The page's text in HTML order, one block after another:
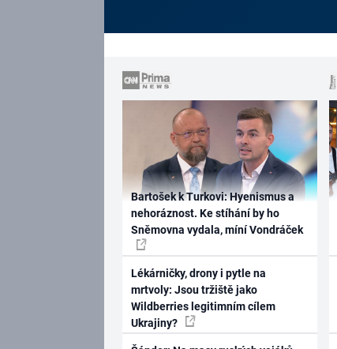
Bartošek k Turkovi: Hyenismus a
nehoráznost. Ke stíhání by ho
Sněmovna vydala, míní Vondráček
Lékárničky, drony i pytle na
mrtvoly: Jsou tržiště jako
Wildberries legitimním cílem
Ukrajiny?